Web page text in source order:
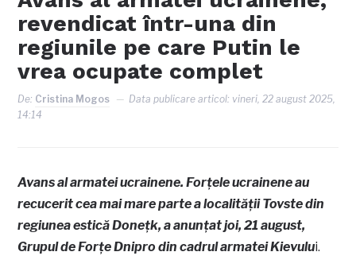
revendicat într-una din
regiunile pe care Putin le
vrea ocupate complet
De: Cristina Mogos Data publicare articol: vineri, 22 august 2025,
14:14
Avans al armatei ucrainene. Forțele ucrainene au
recucerit cea mai mare parte a localității Tovste din
regiunea estică Donețk, a anunțat joi, 21 august,
Grupul de Forțe Dnipro din cadrul armatei Kievului.